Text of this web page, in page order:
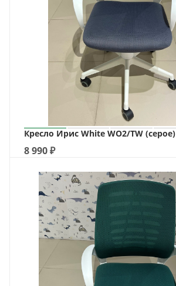
Кресло Ирис White WO2/TW (серое)
8 990₽